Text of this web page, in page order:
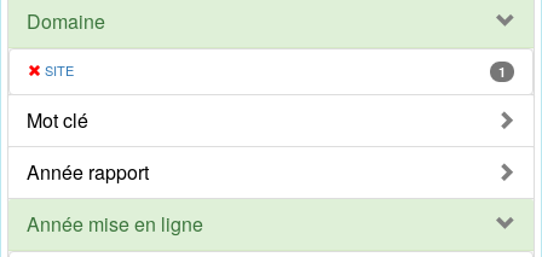
Domaine
SITE 1
Mot clé
Année rapport
Année mise en ligne